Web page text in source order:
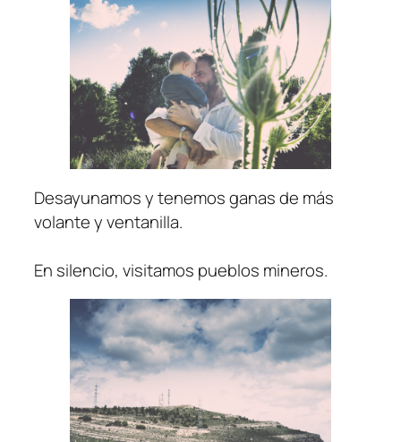
Desayunamos y tenemos ganas de más
volante y ventanilla.
En silencio, visitamos pueblos mineros.